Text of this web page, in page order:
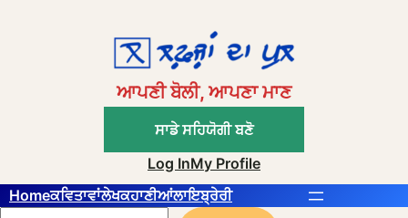
ਆਪਣੀ ਬੋਲੀ, ਆਪਣਾ ਮਾਣ
ਸਾਡੇ ਸਹਿਯੋਗੀ ਬਣੋ
Log InMy Profile
Homeਕਵਿਤਾਵਾਂਲੇਖਕਹਾਣੀਆਂਲਾਇਬ੍ਰੇਰੀ